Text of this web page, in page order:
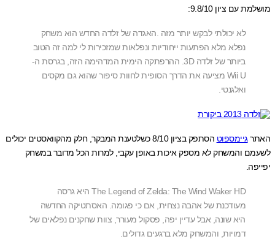
עם ציון 9.8/10:
לא יכולתי לבקש יותר מזה .האגדה של זלדה החדש הוא משחק
נפלא מלא הפתעות ייחודיות ונפלאות שמזכירות לי למה זה הטוב
ביותר של זלדה 3D. ההרפתקה הימית המדהימה הזה, בגרסת ה-
Wii U מציעה את הדרך הסופית לחוות סיפור שהוא גם מקסים
ואלגנטי.
גיימספוט
הסתפק בציון 8/10 כשלטענת המבקר, חלק מהקוואסטים יכולים
והמשחק לא מספק איכות באופן עקבי, למרות הכל מדובר במשחק
The Legend of Zelda: The Wind Waker HD היא גרסה
מעודכנת של אהבה נצחית, אם כי פגומה. האסתטיקה החדשה
היא שונה, אבל עדיין יפה, פסקול מעורר, צוות שחקנים נפלאים של
דמויות, והמשחק מלא ברגעים גדולים.